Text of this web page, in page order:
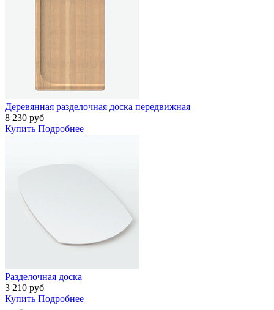
Деревянная разделочная доска передвижная
8 230 руб
Купить Подробнее
Разделочная доска
3 210 руб
Купить Подробнее